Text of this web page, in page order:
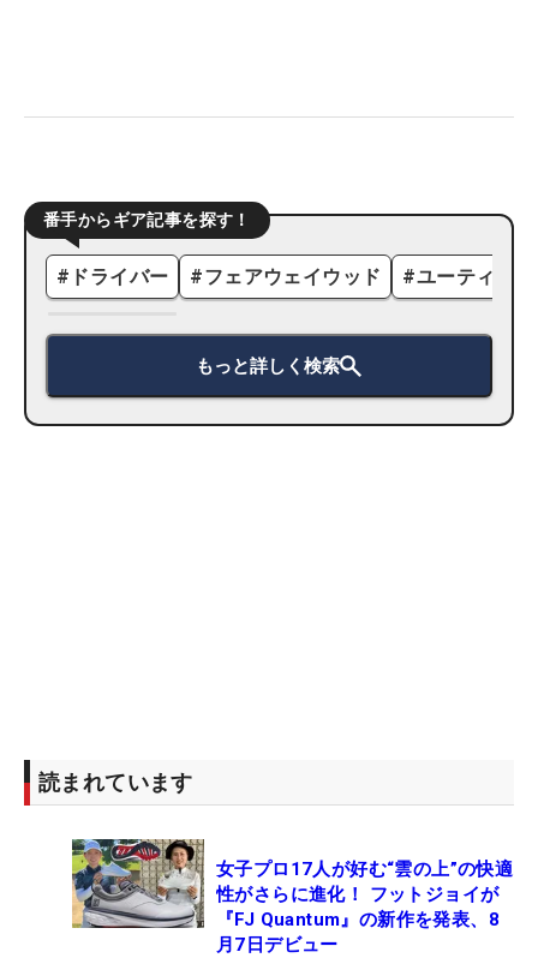
番手からギア記事を探す！
# ドライバー #フェアウェイウッド #ユーティリ
もっと詳しく検索
読まれています
女子プロ17人が好む“雲の上”の快適
性がさらに進化！ フットジョイが
『FJ Quantum』の新作を発表、8
月7日デビュー